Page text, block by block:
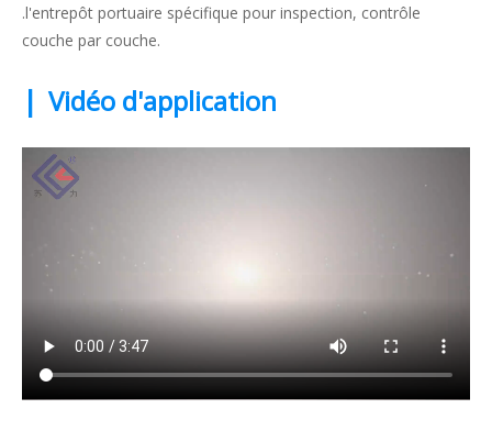
.l'entrepôt portuaire spécifique pour inspection, contrôle
couche par couche.
| Vidéo d'application